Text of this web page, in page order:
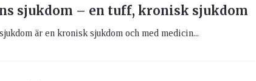
sjukdom – en tuff, kronisk sjukdom
är en kronisk sjukdom och med medicin...